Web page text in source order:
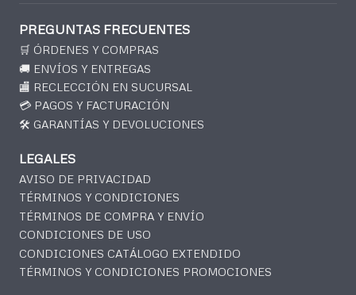
PREGUNTAS FRECUENTES
🛒 ÓRDENES Y COMPRAS
🚚 ENVÍOS Y ENTREGAS
🏬 RECLECCIÓN EN SUCURSAL
💳 PAGOS Y FACTURACIÓN
🛠️ GARANTÍAS Y DEVOLUCIONES
LEGALES
AVISO DE PRIVACIDAD
TÉRMINOS Y CONDICIONES
TÉRMINOS DE COMPRA Y ENVÍO
CONDICIONES DE USO
CONDICIONES CATÁLOGO EXTENDIDO
TÉRMINOS Y CONDICIONES PROMOCIONES